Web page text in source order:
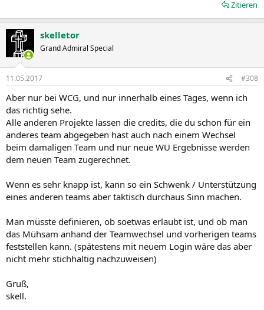
Zitieren
skelletor
Grand Admiral Special
11.05.2017 #308
Aber nur bei WCG, und nur innerhalb eines Tages, wenn ich
das richtig sehe.
Alle anderen Projekte lassen die credits, die du schon für ein
anderes team abgegeben hast auch nach einem Wechsel
beim damaligen Team und nur neue WU Ergebnisse werden
dem neuen Team zugerechnet.
Wenn es sehr knapp ist, kann so ein Schwenk / Unterstützung
eines anderen teams aber taktisch durchaus Sinn machen.
Man müsste definieren, ob soetwas erlaubt ist, und ob man
das Mühsam anhand der Teamwechsel und vorherigen teams
feststellen kann. (spätestens mit neuem Login wäre das aber
nicht mehr stichhaltig nachzuweisen)
Gruß,
skell.